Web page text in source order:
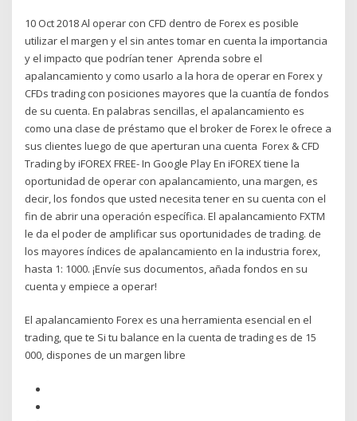
10 Oct 2018 Al operar con CFD dentro de Forex es posible
utilizar el margen y el sin antes tomar en cuenta la importancia
y el impacto que podrían tener Aprenda sobre el
apalancamiento y como usarlo a la hora de operar en Forex y
CFDs trading con posiciones mayores que la cuantía de fondos
de su cuenta. En palabras sencillas, el apalancamiento es
como una clase de préstamo que el broker de Forex le ofrece a
sus clientes luego de que aperturan una cuenta Forex & CFD
Trading by iFOREX FREE- In Google Play En iFOREX tiene la
oportunidad de operar con apalancamiento, una margen, es
decir, los fondos que usted necesita tener en su cuenta con el
fin de abrir una operación específica. El apalancamiento FXTM
le da el poder de amplificar sus oportunidades de trading. de
los mayores índices de apalancamiento en la industria forex,
hasta 1: 1000. ¡Envíe sus documentos, añada fondos en su
cuenta y empiece a operar!
El apalancamiento Forex es una herramienta esencial en el
trading, que te Si tu balance en la cuenta de trading es de 15
000, dispones de un margen libre